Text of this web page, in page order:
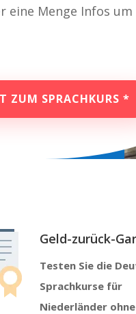
eine Menge Infos
ZUM SPRACHKURS *
Geld-zurück-
Testen Sie die
Sprachkurse für
Niederländer